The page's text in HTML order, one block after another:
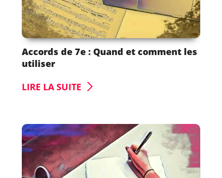
Accords de 7e : Quand et comment les
utiliser
LIRE LA SUITE